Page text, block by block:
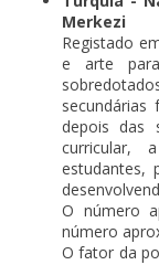
Merkezi
Registado
e arte para
depois das
curricular,
estudantes,
O número
número
O fator da